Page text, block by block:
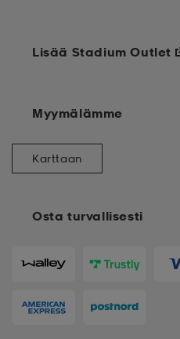
Osta turvallisesti
Lisää Stadium Outlet
Myymälämme
Karttaan